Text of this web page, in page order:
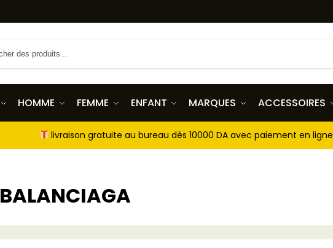
HOMME FEMME ENFANT MARQUES ACCESSOIRES
livraison gratuite au bureau dès 10000 DA avec paiement en ligne
BALANCIAGA